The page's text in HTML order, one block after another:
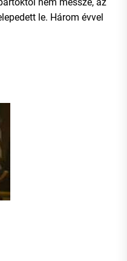
nem messze, az
le. Három évvel